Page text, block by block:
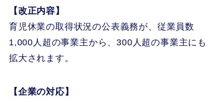
【改正内容】
育児休業の取得状況の公表義務が、従業員数
1,000人超の事業主から、300人超の事業主にも
拡大されます。
【企業の対応】